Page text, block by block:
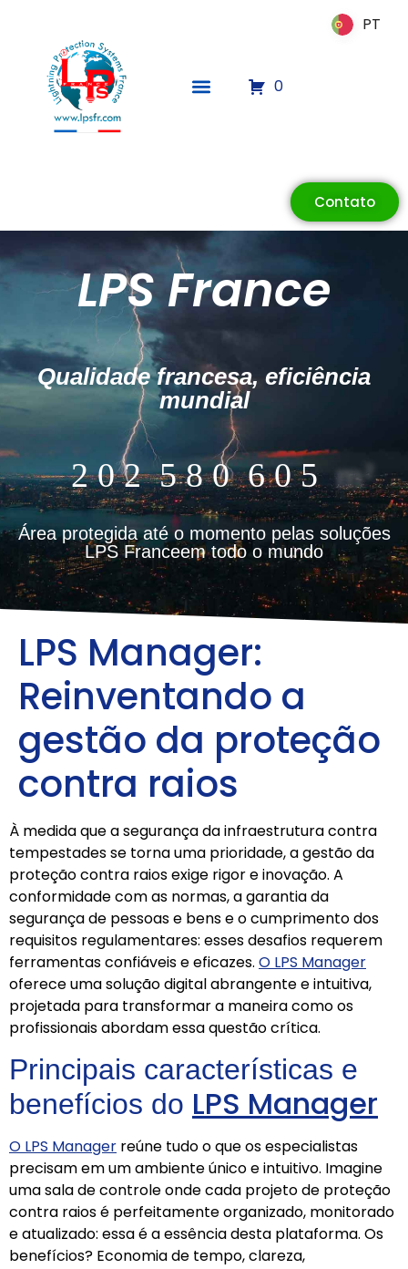
0
Contato
LPS France
Qualidade francesa, eficiência
mundial
2 0 2 5 8 0 6 0 5 m²
Área protegida até o momento pelas soluções
LPS Franceem todo o mundo
LPS Manager:
Reinventando a
gestão da proteção
contra raios
À medida que a segurança da infraestrutura contra
tempestades se torna uma prioridade, a gestão da
proteção contra raios exige rigor e inovação. A
conformidade com as normas, a garantia da
segurança de pessoas e bens e o cumprimento dos
requisitos regulamentares: esses desafios requerem
ferramentas confiáveis ​​e eficazes. O LPS Manager
oferece uma solução digital abrangente e intuitiva,
projetada para transformar a maneira como os
profissionais abordam essa questão crítica.
Principais características e
benefícios do LPS Manager
O LPS Manager reúne tudo o que os especialistas
precisam em um ambiente único e intuitivo. Imagine
uma sala de controle onde cada projeto de proteção
contra raios é perfeitamente organizado, monitorado
e atualizado: essa é a essência desta plataforma. Os
benefícios? Economia de tempo, clareza,
PT
PT